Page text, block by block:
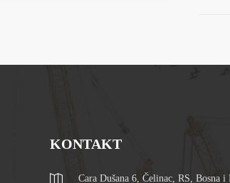
KONTAKT
Cara Dušana 6, Čelinac, RS, Bosna i